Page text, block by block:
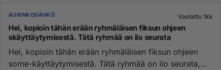
AURINKOSÄHKÖ Vastattu 1kk
Hei, kopioin tähän erään ryhmäläisen fiksun ohjeen
skäyttäytymisestä. Tätä ryhmää on ilo seurata
Hei, kopioin tähän erään ryhmäläisen fiksun ohjeen
some-käyttäytymisestä. Tätä ryhmää on ilo seurata,